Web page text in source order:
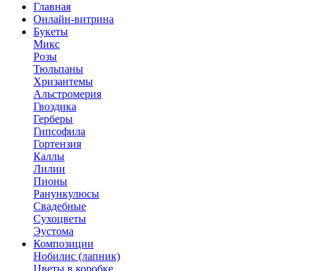
Главная
Онлайн-витрина
Букеты
Микс
Розы
Тюльпаны
Хризантемы
Альстромерия
Гвоздика
Герберы
Гипсофила
Гортензия
Каллы
Лилии
Пионы
Ранункулюсы
Свадебные
Сухоцветы
Эустома
Композиции
Нобилис (лапник)
Цветы в коробке